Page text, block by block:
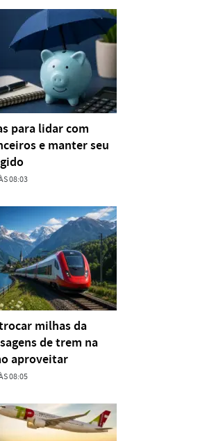
para lidar com
e manter seu
08:03
milhas da
de trem na
aproveitar
08:05